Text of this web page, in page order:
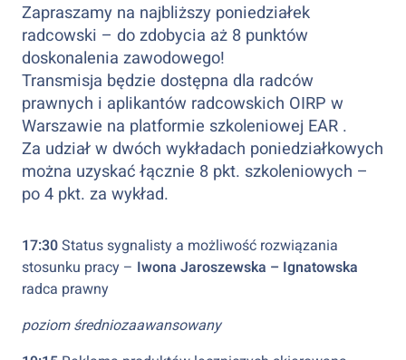
Zapraszamy na najbliższy poniedziałek
radcowski – do zdobycia aż 8 punktów
doskonalenia zawodowego!
Transmisja będzie dostępna dla radców
prawnych i aplikantów radcowskich OIRP w
Warszawie na platformie szkoleniowej EAR .
Za udział w dwóch wykładach poniedziałkowych
można uzyskać łącznie 8️ pkt. szkoleniowych –
po 4️ pkt. za wykład.
17:30Status sygnalisty a możliwość rozwiązania
stosunku pracy – Iwona Jaroszewska – Ignatowska
radca prawny
poziom średniozaawansowany